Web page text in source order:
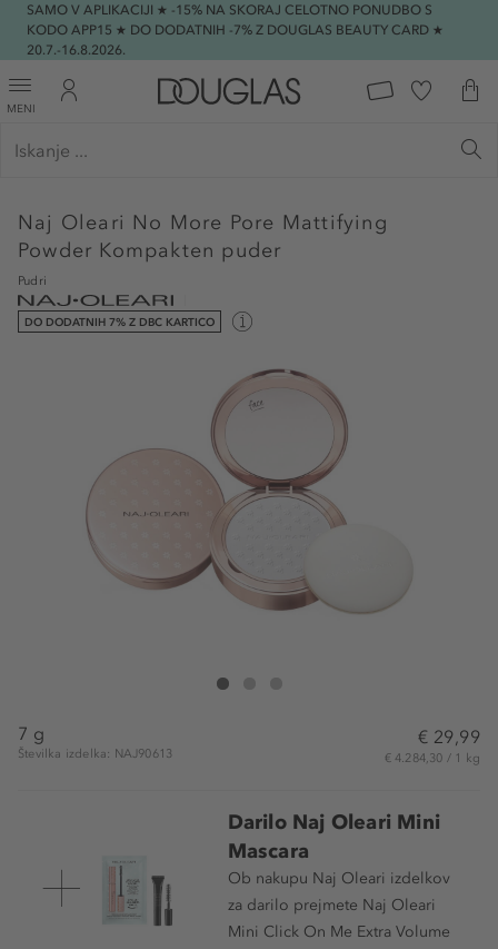
SAMO V APLIKACIJI ★ -15% NA SKORAJ CELOTNO PONUDBO S
KODO APP15 ★ DO DODATNIH -7% Z DOUGLAS BEAUTY CARD ★
20.7.-16.8.2026.
MENI
Naj Oleari No More Pore Mattifying
Powder Kompakten puder
Pudri
DO DODATNIH 7% Z DBC KARTICO
Naj Oleari No More Pore Mattifying Powder
7 g
Številka izdelka: NAJ90613
€ 29,99
€ 4.284,30 / 1 kg
Darilo Naj Oleari Mini
Mascara
Ob nakupu Naj Oleari izdelkov
za darilo prejmete Naj Oleari
Mini Click On Me Extra Volume